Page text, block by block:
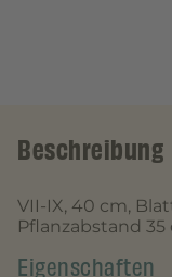
Beschreibung
VII-IX, 40 cm,
Pflanzabstand 35
Eigenschaften